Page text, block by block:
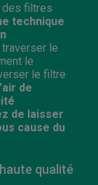
des filtres
technique
traverser le
le
le filtre
de
de laisser
cause du
qualité